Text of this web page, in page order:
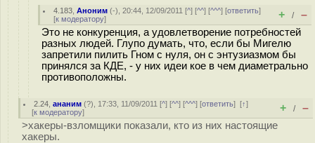
4.183 ,Аноним (-), 20:44, 12/09/2011 [^] [^^] [^^^] [ответить]
[к модератору] + / –
Это не конкуренция, а удовлетворение потребностей
разных людей. Глупо думать, что, если бы Мигелю
запретили пилить Гном с нуля, он с энтузиазмом бы
принялся за КДЕ, - у них идеи кое в чем диаметрально
противоположны.
2.24 ,ананим (?), 17:33, 11/09/2011 [^] [^^] [^^^] [ответить][↑]
[к модератору] + / –
>хакеры-взломщики показали, кто из них настоящие
хакеры.